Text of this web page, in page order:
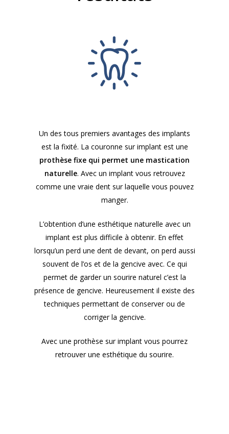
Un des tous premiers avantages des implants
est la fixité. La couronne sur implant est une
prothèse fixe qui permet une mastication
naturelle. Avec un implant vous retrouvez
comme une vraie dent sur laquelle vous pouvez
manger.
L’obtention d’une esthétique naturelle avec un
implant est plus difficile à obtenir. En effet
lorsqu’un perd une dent de devant, on perd aussi
souvent de l’os et de la gencive avec. Ce qui
permet de garder un sourire naturel c’est la
présence de gencive. Heureusement il existe des
techniques permettant de conserver ou de
corriger la gencive.
Avec une prothèse sur implant vous pourrez
retrouver une esthétique du sourire.